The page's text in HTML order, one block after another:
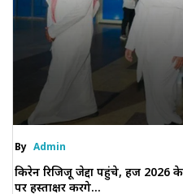
By Admin
किरेन रिजिजू जेद्दा पहुंचे, हज 2026
पर हस्ताक्षर करेंगे...